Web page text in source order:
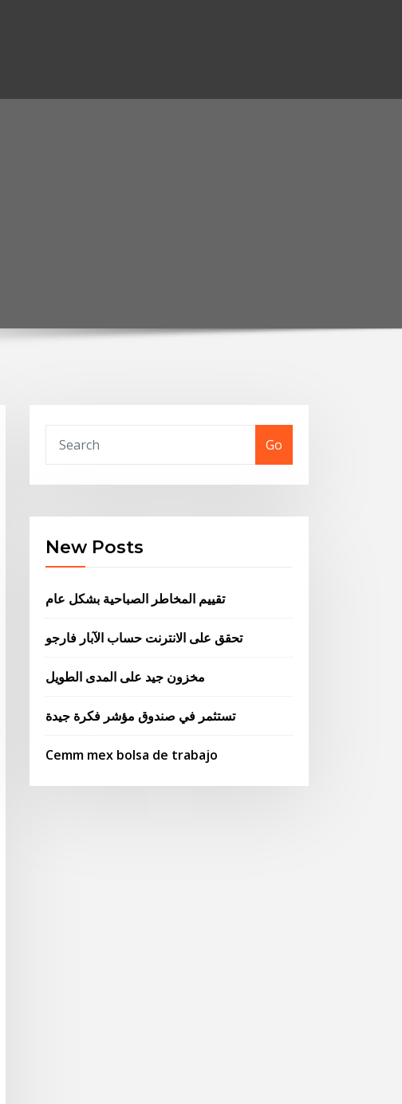
Go
New Posts
تقييم المخاطر الصباحية بشكل عام
تحقق على الانترنت حساب الآبار فارجو
مخزون جيد على المدى الطويل
تستثمر في صندوق مؤشر فكرة جيدة
Cemm mex bolsa de trabajo